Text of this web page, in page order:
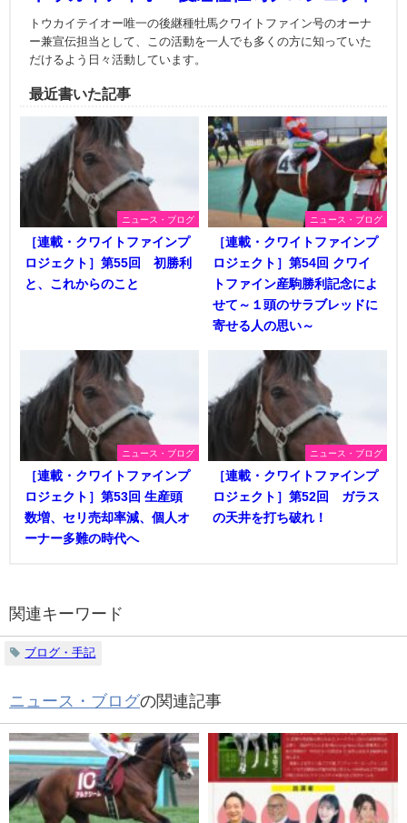
トウカイテイオー唯一の後継種牡馬クワイトファイン号のオーナ
ー兼宣伝担当として、この活動を一人でも多くの方に知っていた
だけるよう日々活動しています。
最近書いた記事
ニュース・ブログ
［連載・クワイトファインプ
ロジェクト］第55回 初勝利
と、これからのこと
ニュース・ブログ
［連載・クワイトファインプ
ロジェクト］第54回 クワイ
トファイン産駒勝利記念によ
せて～１頭のサラブレッドに
寄せる人の思い～
ニュース・ブログ
［連載・クワイトファインプ
ロジェクト］第53回 生産頭
数増、セリ売却率減、個人オ
ーナー多難の時代へ
ニュース・ブログ
［連載・クワイトファインプ
ロジェクト］第52回 ガラス
の天井を打ち破れ！
関連キーワード
ブログ・手記
ニュース・ブログの関連記事